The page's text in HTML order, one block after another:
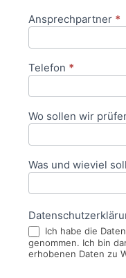
Ansprechpartner *
Telefon *
Wo sollen wir
Was und wieviel
Ich habe die
genommen. Ich bin
erhobenen Daten zu